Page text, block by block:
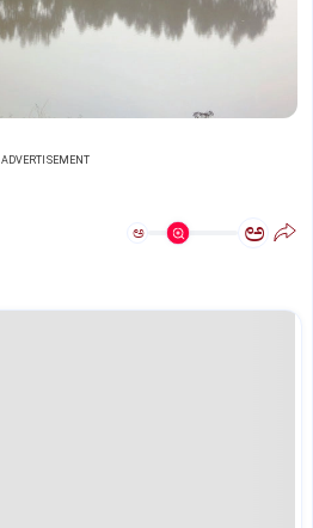
ADVERTISEMENT
ಅ ಅ